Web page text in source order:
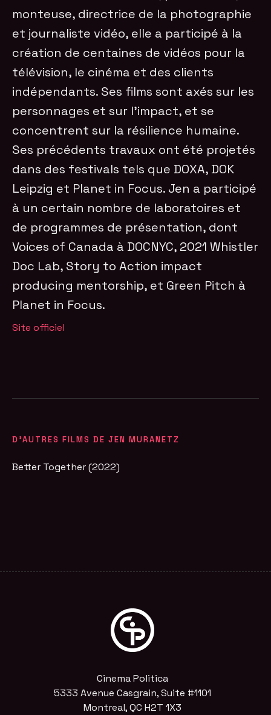
monteuse, directrice de la photographie
et journaliste vidéo, elle a participé à la
création de centaines de vidéos pour la
télévision, le cinéma et des clients
indépendants. Ses films sont axés sur les
personnages et sur l’impact, et se
concentrent sur la résilience humaine.
Ses précédents travaux ont été projetés
dans des festivals tels que DOXA, DOK
Leipzig et Planet in Focus. Jen a participé
à un certain nombre de laboratoires et
de programmes de présentation, dont
Voices of Canada à DOCNYC, 2021 Whistler
Doc Lab, Story to Action impact
producing mentorship, et Green Pitch à
Planet in Focus.
Site officiel
D'AUTRES FILMS DE JEN MURANETZ
Better Together (2022)
Cinema Politica
5333 Avenue Casgrain, Suite #1101
Montreal, QC H2T 1X3